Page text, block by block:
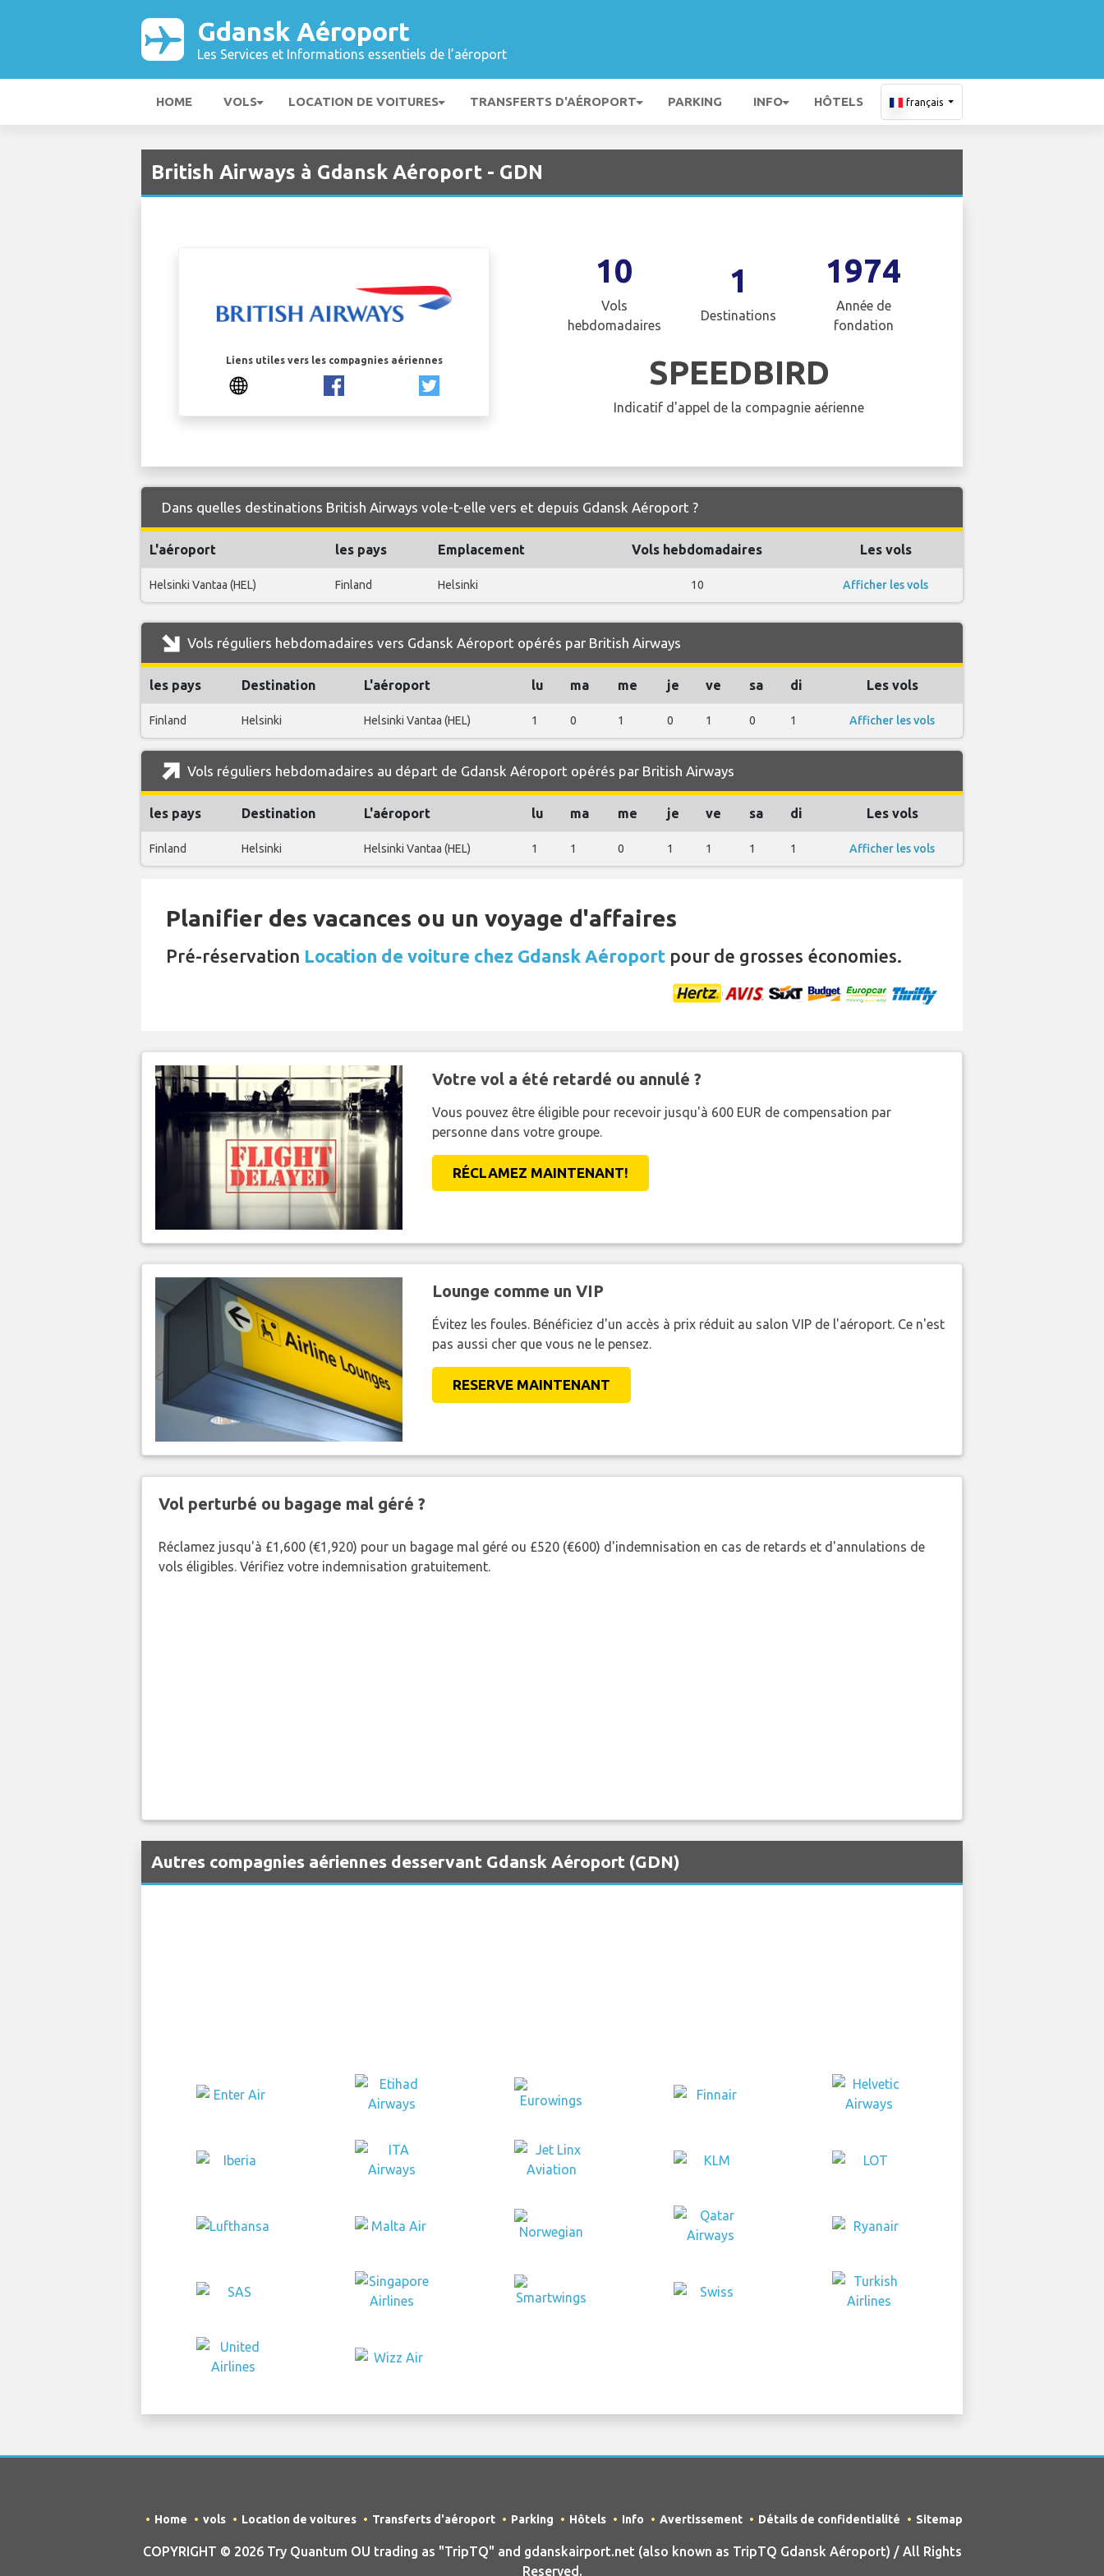
Gdansk Aéroport
Les Services et Informations essentiels de l’aéroport
HOME VOLS LOCATION DE VOITURES TRANSFERTS D'AÉROPORT PARKING INFO HÔTELS français
British Airways à Gdansk Aéroport - GDN
Liens utiles vers les compagnies aériennes
10
Vols
hebdomadaires
1
Destinations
1974
Année de
fondation
SPEEDBIRD
Indicatif d'appel de la compagnie aérienne
Dans quelles destinations British Airways vole-t-elle vers et depuis Gdansk Aéroport ?
L'aéroport les pays Emplacement Vols hebdomadaires Les vols
Helsinki Vantaa (HEL) Finland Helsinki 10 Afficher les vols
Vols réguliers hebdomadaires vers Gdansk Aéroport opérés par British Airways
les pays Destination L'aéroport lu ma me je ve sa di Les vols
Finland Helsinki Helsinki Vantaa (HEL) 1 0 1 0 1 0 1 Afficher les vols
Vols réguliers hebdomadaires au départ de Gdansk Aéroport opérés par British Airways
les pays Destination L'aéroport lu ma me je ve sa di Les vols
Finland Helsinki Helsinki Vantaa (HEL) 1 1 0 1 1 1 1 Afficher les vols
Planifier des vacances ou un voyage d'affaires
Pré-réservation Location de voiture chez Gdansk Aéroport pour de grosses économies.
Votre vol a été retardé ou annulé ?
Vous pouvez être éligible pour recevoir jusqu'à 600 EUR de compensation par
personne dans votre groupe.
RÉCLAMEZ MAINTENANT!
Lounge comme un VIP
Évitez les foules. Bénéficiez d'un accès à prix réduit au salon VIP de l'aéroport. Ce n'est
pas aussi cher que vous ne le pensez.
RESERVE MAINTENANT
Vol perturbé ou bagage mal géré ?
Réclamez jusqu'à £1,600 (€1,920) pour un bagage mal géré ou £520 (€600) d'indemnisation en cas de retards et d'annulations de
vols éligibles. Vérifiez votre indemnisation gratuitement.
Autres compagnies aériennes desservant Gdansk Aéroport (GDN)
Home vols Location de voitures Transferts d'aéroport Parking Hôtels Info Avertissement Détails de confidentialité Sitemap
COPYRIGHT © 2026 Try Quantum OU trading as "TripTQ" and gdanskairport.net (also known as TripTQ Gdansk Aéroport) / All Rights
Reserved.